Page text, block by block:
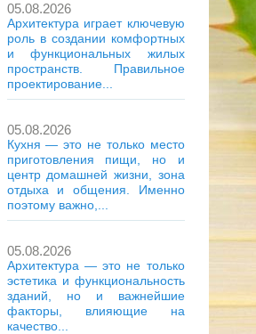
05.08.2026
Архитектура играет ключевую
роль в создании комфортных
и функциональных жилых
пространств. Правильное
проектирование...
05.08.2026
Кухня — это не только место
приготовления пищи, но и
центр домашней жизни, зона
отдыха и общения. Именно
поэтому важно,...
05.08.2026
Архитектура — это не только
эстетика и функциональность
зданий, но и важнейшие
факторы, влияющие на
качество...